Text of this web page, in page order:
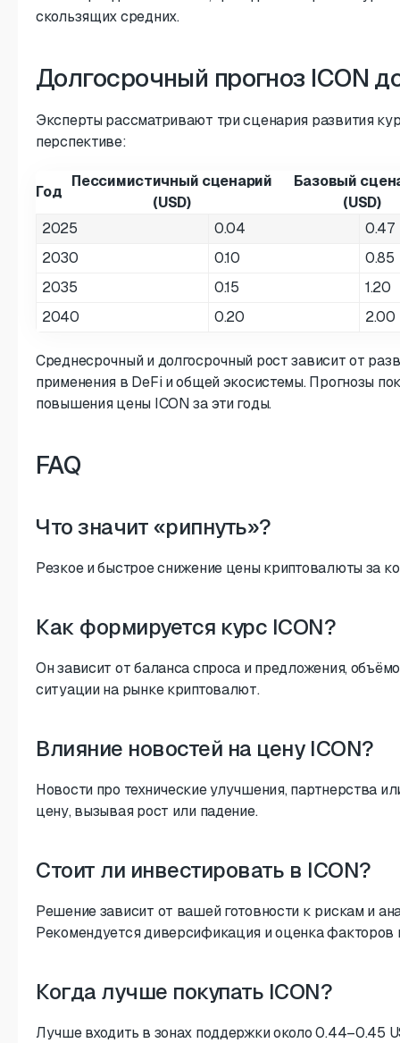
скользящих средних.
Долгосрочный прогноз ICON
Эксперты рассматривают три сценария развития
перспективе:
Год
Пессимистичный сценарий
(USD)
Базовый
(USD)
2025
0.04
0.47
2030
0.10
0.85
2035
0.15
1.20
2040
0.20 2.00
Среднесрочный и долгосрочный рост зависит от
применения в DeFi и общей экосистемы. Прогнозы
повышения цены ICON за эти годы.
FAQ
Что значит «рипнуть»?
Резкое и быстрое снижение цены криптовалюты за
Как формируется курс ICON?
Он зависит от баланса спроса и предложения,
ситуации на рынке криптовалют.
Влияние новостей на цену ICON?
Новости про технические улучшения, партнерства
цену, вызывая рост или падение.
Стоит ли инвестировать в ICON?
Решение зависит от вашей готовности к рискам и
Рекомендуется диверсификация и оценка факторов
Когда лучше покупать ICON?
Лучше входить в зонах поддержки около 0.44–0.45